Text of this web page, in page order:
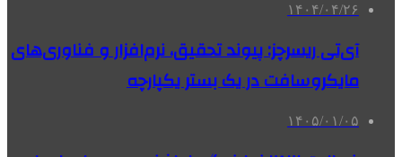
۱۴۰۴/۰۴/۲۶
آی‌تی ریسرچز: پیوند تحقیق، نرم‌افزار و فناوری‌های
مایکروسافت در یک بستر یکپارچه
۱۴۰۵/۰۱/۰۵